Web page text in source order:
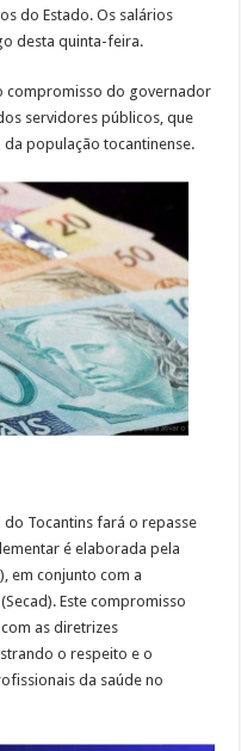
do Estado. Os salários
desta quinta-feira.
compromisso do governador
servidores públicos, que
população tocantinense.
Tocantins fará o repasse
é elaborada pela
em conjunto com a
Este compromisso
as diretrizes
o respeito e o
da saúde no